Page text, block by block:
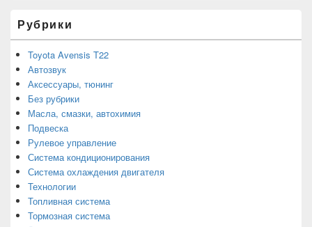
Рубрики
Toyota Avensis T22
Автозвук
Аксессуары, тюнинг
Без рубрики
Масла, смазки, автохимия
Подвеска
Рулевое управление
Система кондиционирования
Система охлаждения двигателя
Технологии
Топливная система
Тормозная система